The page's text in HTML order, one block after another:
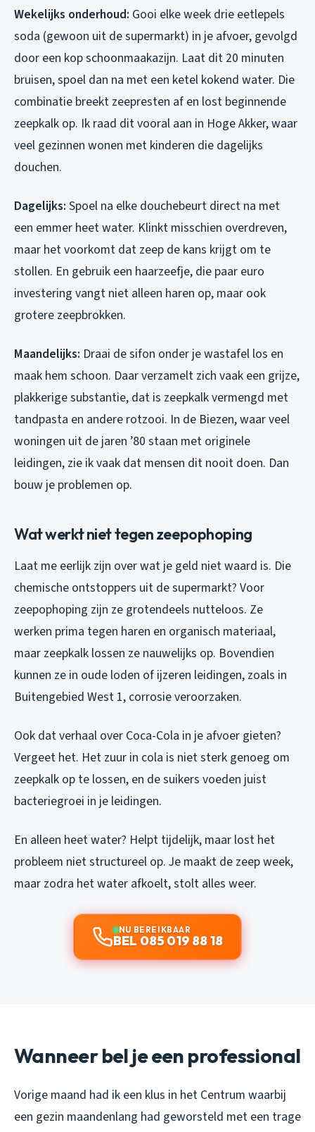
Wekelijks onderhoud: Gooi elke week drie eetlepels
soda (gewoon uit de supermarkt) in je afvoer, gevolgd
door een kop schoonmaakazijn. Laat dit 20 minuten
bruisen, spoel dan na met een ketel kokend water. Die
combinatie breekt zeepresten af en lost beginnende
zeepkalk op. Ik raad dit vooral aan in Hoge Akker, waar
veel gezinnen wonen met kinderen die dagelijks
douchen.
Dagelijks: Spoel na elke douchebeurt direct na met
een emmer heet water. Klinkt misschien overdreven,
maar het voorkomt dat zeep de kans krijgt om te
stollen. En gebruik een haarzeefje, die paar euro
investering vangt niet alleen haren op, maar ook
grotere zeepbrokken.
Maandelijks: Draai de sifon onder je wastafel los en
maak hem schoon. Daar verzamelt zich vaak een grijze,
plakkerige substantie, dat is zeepkalk vermengd met
tandpasta en andere rotzooi. In de Biezen, waar veel
woningen uit de jaren ’80 staan met originele
leidingen, zie ik vaak dat mensen dit nooit doen. Dan
bouw je problemen op.
Wat werkt niet tegen zeepophoping
Laat me eerlijk zijn over wat je geld niet waard is. Die
chemische ontstoppers uit de supermarkt? Voor
zeepophoping zijn ze grotendeels nutteloos. Ze
werken prima tegen haren en organisch materiaal,
maar zeepkalk lossen ze nauwelijks op. Bovendien
kunnen ze in oude loden of ijzeren leidingen, zoals in
Buitengebied West 1, corrosie veroorzaken.
Ook dat verhaal over Coca-Cola in je afvoer gieten?
Vergeet het. Het zuur in cola is niet sterk genoeg om
zeepkalk op te lossen, en de suikers voeden juist
bacteriegroei in je leidingen.
En alleen heet water? Helpt tijdelijk, maar lost het
probleem niet structureel op. Je maakt de zeep week,
maar zodra het water afkoelt, stolt alles weer.
NU BEREIKBAAR
BEL 085 019 88 18
Wanneer bel je een professional
Vorige maand had ik een klus in het Centrum waarbij
een gezin maandenlang had geworsteld met een trage